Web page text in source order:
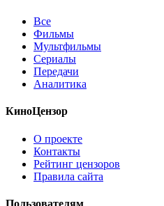
Все
Фильмы
Мультфильмы
Сериалы
Передачи
Аналитика
КиноЦензор
О проекте
Контакты
Рейтинг цензоров
Правила сайта
Пользователям